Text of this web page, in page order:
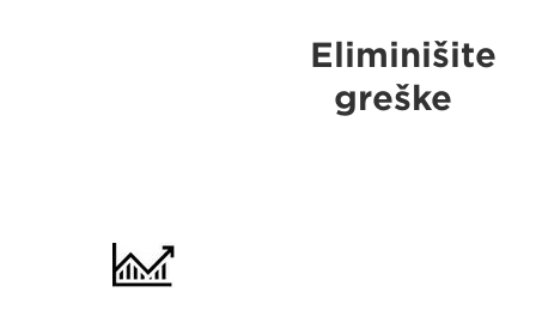
Eliminišite
greške
Enjoy
fast